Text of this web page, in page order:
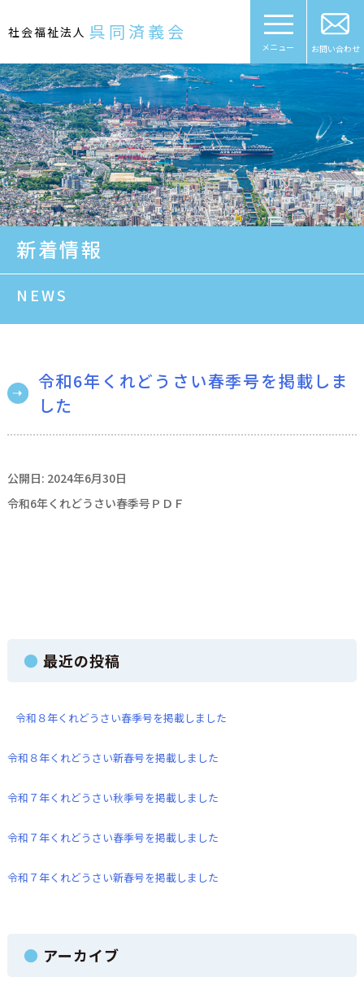
content
社会福祉法人 呉同済義会
メニュー お問い合わせ
新着情報
NEWS
令和6年くれどうさい春季号を掲載しま
した
公開日: 2024年6月30日
令和6年くれどうさい春季号ＰＤＦ
最近の投稿
令和８年くれどうさい春季号を掲載しました
令和８年くれどうさい新春号を掲載しました
令和７年くれどうさい秋季号を掲載しました
令和７年くれどうさい春季号を掲載しました
令和７年くれどうさい新春号を掲載しました
アーカイブ